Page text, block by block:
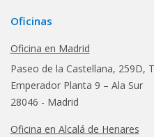
Oficinas
Oficina en Madrid
Paseo de la Castellana, 259D,
Emperador Planta 9 – Ala Sur
28046 - Madrid
Oficina en Alcalá de Henares